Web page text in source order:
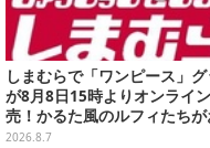
しまむらで「ワンピース」
が8月8日15時よりオンライ
売！かるた風のルフィたち
落なバッグや、チョッパーが
2026.8.7